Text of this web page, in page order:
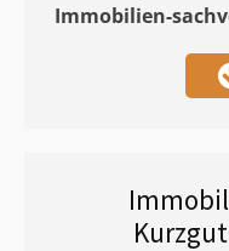
Immobilien-